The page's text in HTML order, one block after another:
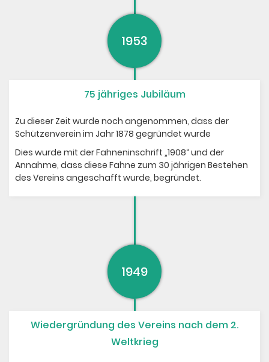
1953
75 jähriges Jubiläum
Zu dieser Zeit wurde noch angenommen, dass der
Schützenverein im Jahr 1878 gegründet wurde
Dies wurde mit der Fahneninschrift „1908“ und der
Annahme, dass diese Fahne zum 30 jährigen Bestehen
des Vereins angeschafft wurde, begründet.
1949
Wiedergründung des Vereins nach dem 2.
Weltkrieg